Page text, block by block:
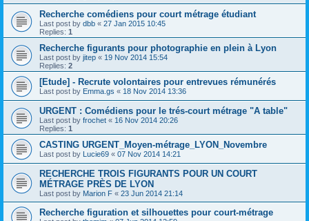
Recherche comédiens pour court métrage étudiant
Last post by dbb « 27 Jan 2015 10:45
Replies: 1
Recherche figurants pour photographie en plein à Lyon
Last post by jitep « 19 Nov 2014 15:54
Replies: 2
[Etude] - Recrute volontaires pour entrevues rémunérés
Last post by Emma.gs « 18 Nov 2014 13:36
URGENT : Comédiens pour le trés-court métrage "A table"
Last post by frochet « 16 Nov 2014 20:26
Replies: 1
CASTING URGENT_Moyen-métrage_LYON_Novembre
Last post by Lucie69 « 07 Nov 2014 14:21
RECHERCHE TROIS FIGURANTS POUR UN COURT
MÉTRAGE PRÈS DE LYON
Last post by Marion F « 23 Jun 2014 21:14
Recherche figuration et silhouettes pour court-métrage